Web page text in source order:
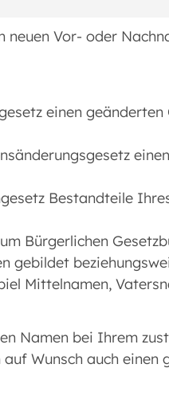
Vor- oder
einen
Bestandteile
Bürgerlichen
gebildet
Mittelnamen,
Namen bei Ihrem
Wunsch auch einen